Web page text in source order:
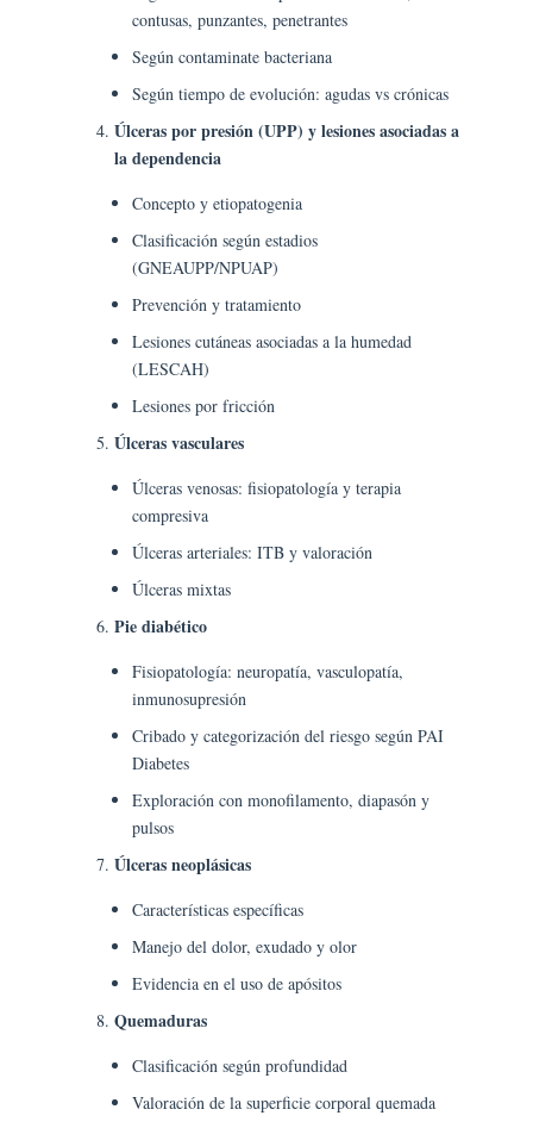
contusas, punzantes, penetrantes
Según contaminate bacteriana
Según tiempo de evolución: agudas vs crónicas
Úlceras por presión (UPP) y lesiones asociadas a
la dependencia
Concepto y etiopatogenia
Clasificación según estadios
(GNEAUPP/NPUAP)
Prevención y tratamiento
Lesiones cutáneas asociadas a la humedad
(LESCAH)
Lesiones por fricción
Úlceras vasculares
Úlceras venosas: fisiopatología y terapia
compresiva
Úlceras arteriales: ITB y valoración
Úlceras mixtas
Pie diabético
Fisiopatología: neuropatía, vasculopatía,
inmunosupresión
Cribado y categorización del riesgo según PAI
Diabetes
Exploración con monofilamento, diapasón y
pulsos
Úlceras neoplásicas
Características específicas
Manejo del dolor, exudado y olor
Evidencia en el uso de apósitos
Quemaduras
Clasificación según profundidad
Valoración de la superficie corporal quemada